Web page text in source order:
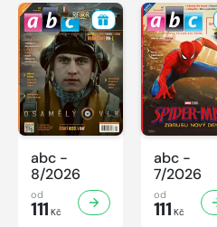
abc -
8/2026
od
111 Kč
abc -
7/2026
od
111 Kč